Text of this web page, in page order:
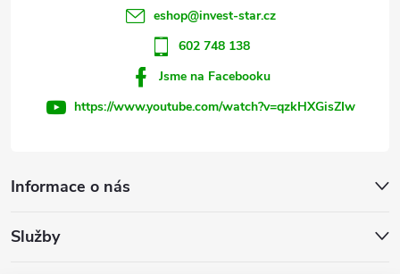
Informace o nás
Služby
eshop@invest-star.cz
602 748 138
Jsme na Facebooku
https://www.youtube.com/watch?v=qzkHXGisZIw